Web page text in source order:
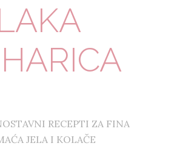
RECEPTI ZA FINA
JELA I KOLAČE